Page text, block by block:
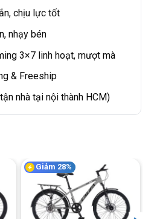
chịu lực tốt
nhạy bén
3×7 linh hoạt, mượt mà
& Freeship
nhà tại nội thành HCM)
Giảm 28%